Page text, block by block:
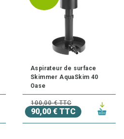
Aspirateur de surface
Skimmer AquaSkim 40
Oase
100,00 € TTC
90,00 € TTC